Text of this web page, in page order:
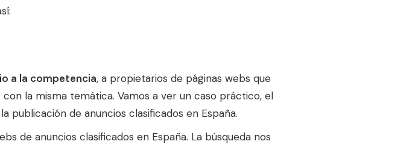
a la competencia, a propietarios de páginas webs que
la misma temática. Vamos a ver un caso práctico, el
publicación de anuncios clasificados en España.
de anuncios clasificados en España. La búsqueda nos